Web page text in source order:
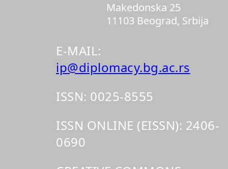
Makedonska 25
11103 Beograd, Srbija
E-MAIL:
ip@diplomacy.bg.ac.rs
ISSN: 0025-8555
ISSN ONLINE (EISSN): 2406-
0690